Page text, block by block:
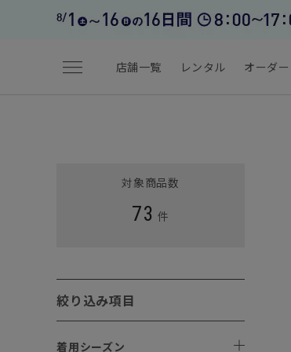
menu 店舗一覧 レンタル オーダー
対象商品数
73 件
絞り込み項目
着用シーズン